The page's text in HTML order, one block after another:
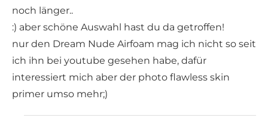
noch länger..
:) aber schöne Auswahl hast du da getroffen!
nur den Dream Nude Airfoam mag ich nicht so seit
ich ihn bei youtube gesehen habe, dafür
interessiert mich aber der photo flawless skin
primer umso mehr;)